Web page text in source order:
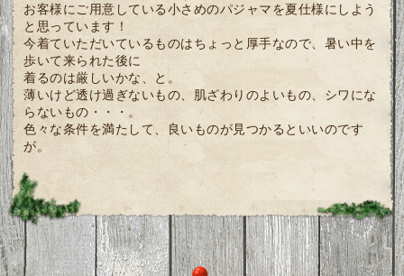
お客様にご用意している小さめのパジャマを夏仕様にしよう
と思っています！
今着ていただいているものはちょっと厚手なので、暑い中を
歩いて来られた後に
着るのは厳しいかな、と。
薄いけど透け過ぎないもの、肌ざわりのよいもの、シワにな
らないもの・・・。
色々な条件を満たして、良いものが見つかるといいのです
が。